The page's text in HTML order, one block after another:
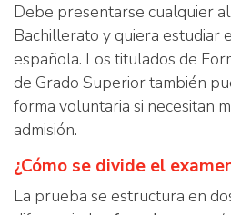
Debe presentarse cualquier
Bachillerato y quiera estudiar
española. Los titulados de
de Grado Superior también
forma voluntaria si necesitan
admisión.
¿Cómo se divide el
La prueba se estructura en